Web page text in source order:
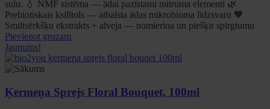
sulu. 💧 NMF sistēma — ādai pazīstami mitruma elementi 🌿
Prebiotiskais ksilītols — atbalsta ādas mikrobioma līdzsvaru 🧡
Smiltsērkšķu ekstrakts + alveja — nomierina un piešķir spirgtumu
Pievienot grozam
Jaunums!
Ķermeņa Sprejs Floral Bouquet, 100ml